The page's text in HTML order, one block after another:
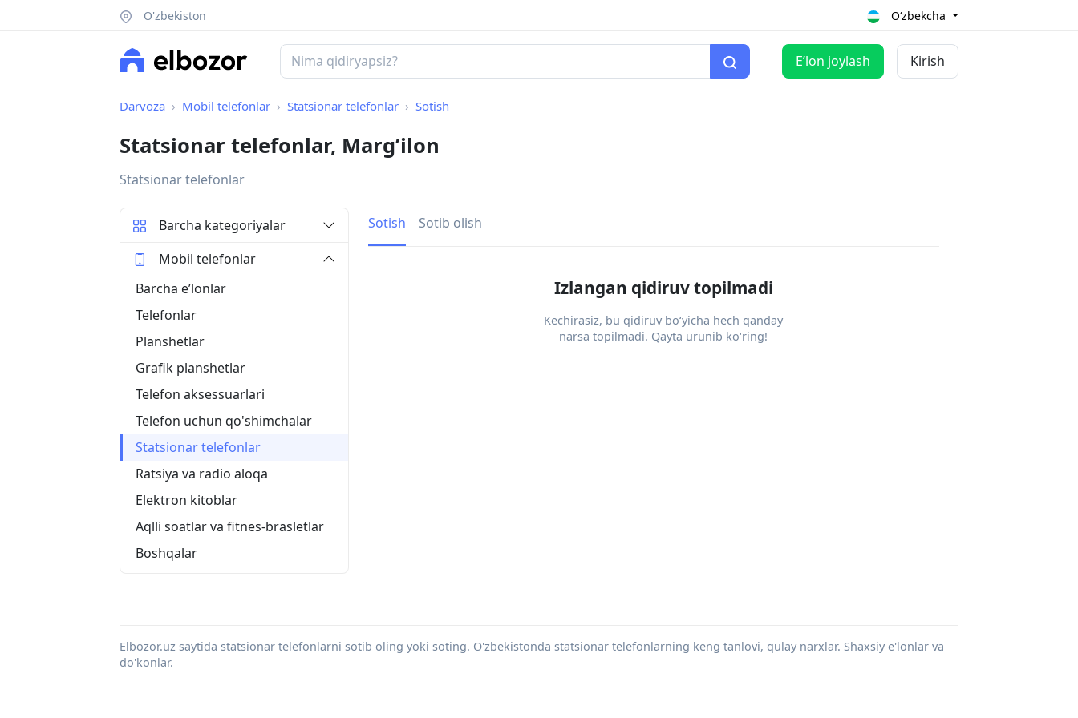
O'zbekiston O‘zbekcha
Eʼlon joylash Kirish
Darvoza Mobil telefonlar Statsionar telefonlar Sotish
Statsionar telefonlar, Marg’ilon
Statsionar telefonlar
Sotish Sotib olish
Izlangan qidiruv topilmadi
Kechirasiz, bu qidiruv bo‘yicha hech qanday
narsa topilmadi. Qayta urunib ko‘ring!
Barcha kategoriyalar
Mobil telefonlar
Barcha eʼlonlar
Telefonlar
Planshetlar
Grafik planshetlar
Telefon aksessuarlari
Telefon uchun qo'shimchalar
Statsionar telefonlar
Ratsiya va radio aloqa
Elektron kitoblar
Aqlli soatlar va fitnes-brasletlar
Boshqalar
Elbozor.uz saytida statsionar telefonlarni sotib oling yoki soting. O'zbekistonda statsionar telefonlarning keng tanlovi, qulay narxlar. Shaxsiy e'lonlar va
do'konlar.